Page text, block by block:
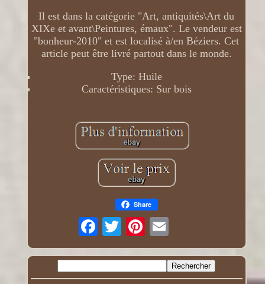
Il est dans la catégorie "Art, antiquités\Art du
XIXe et avant\Peintures, émaux". Le vendeur est
"bonheur-2010" et est localisé à/en Béziers. Cet
article peut être livré partout dans le monde.
Type: Huile
Caractéristiques: Sur bois
Share